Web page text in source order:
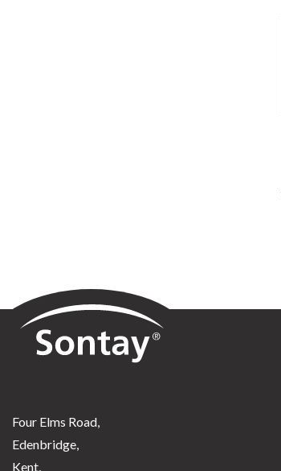
Sontay
Four Elms Road,
Edenbridge,
Kent,